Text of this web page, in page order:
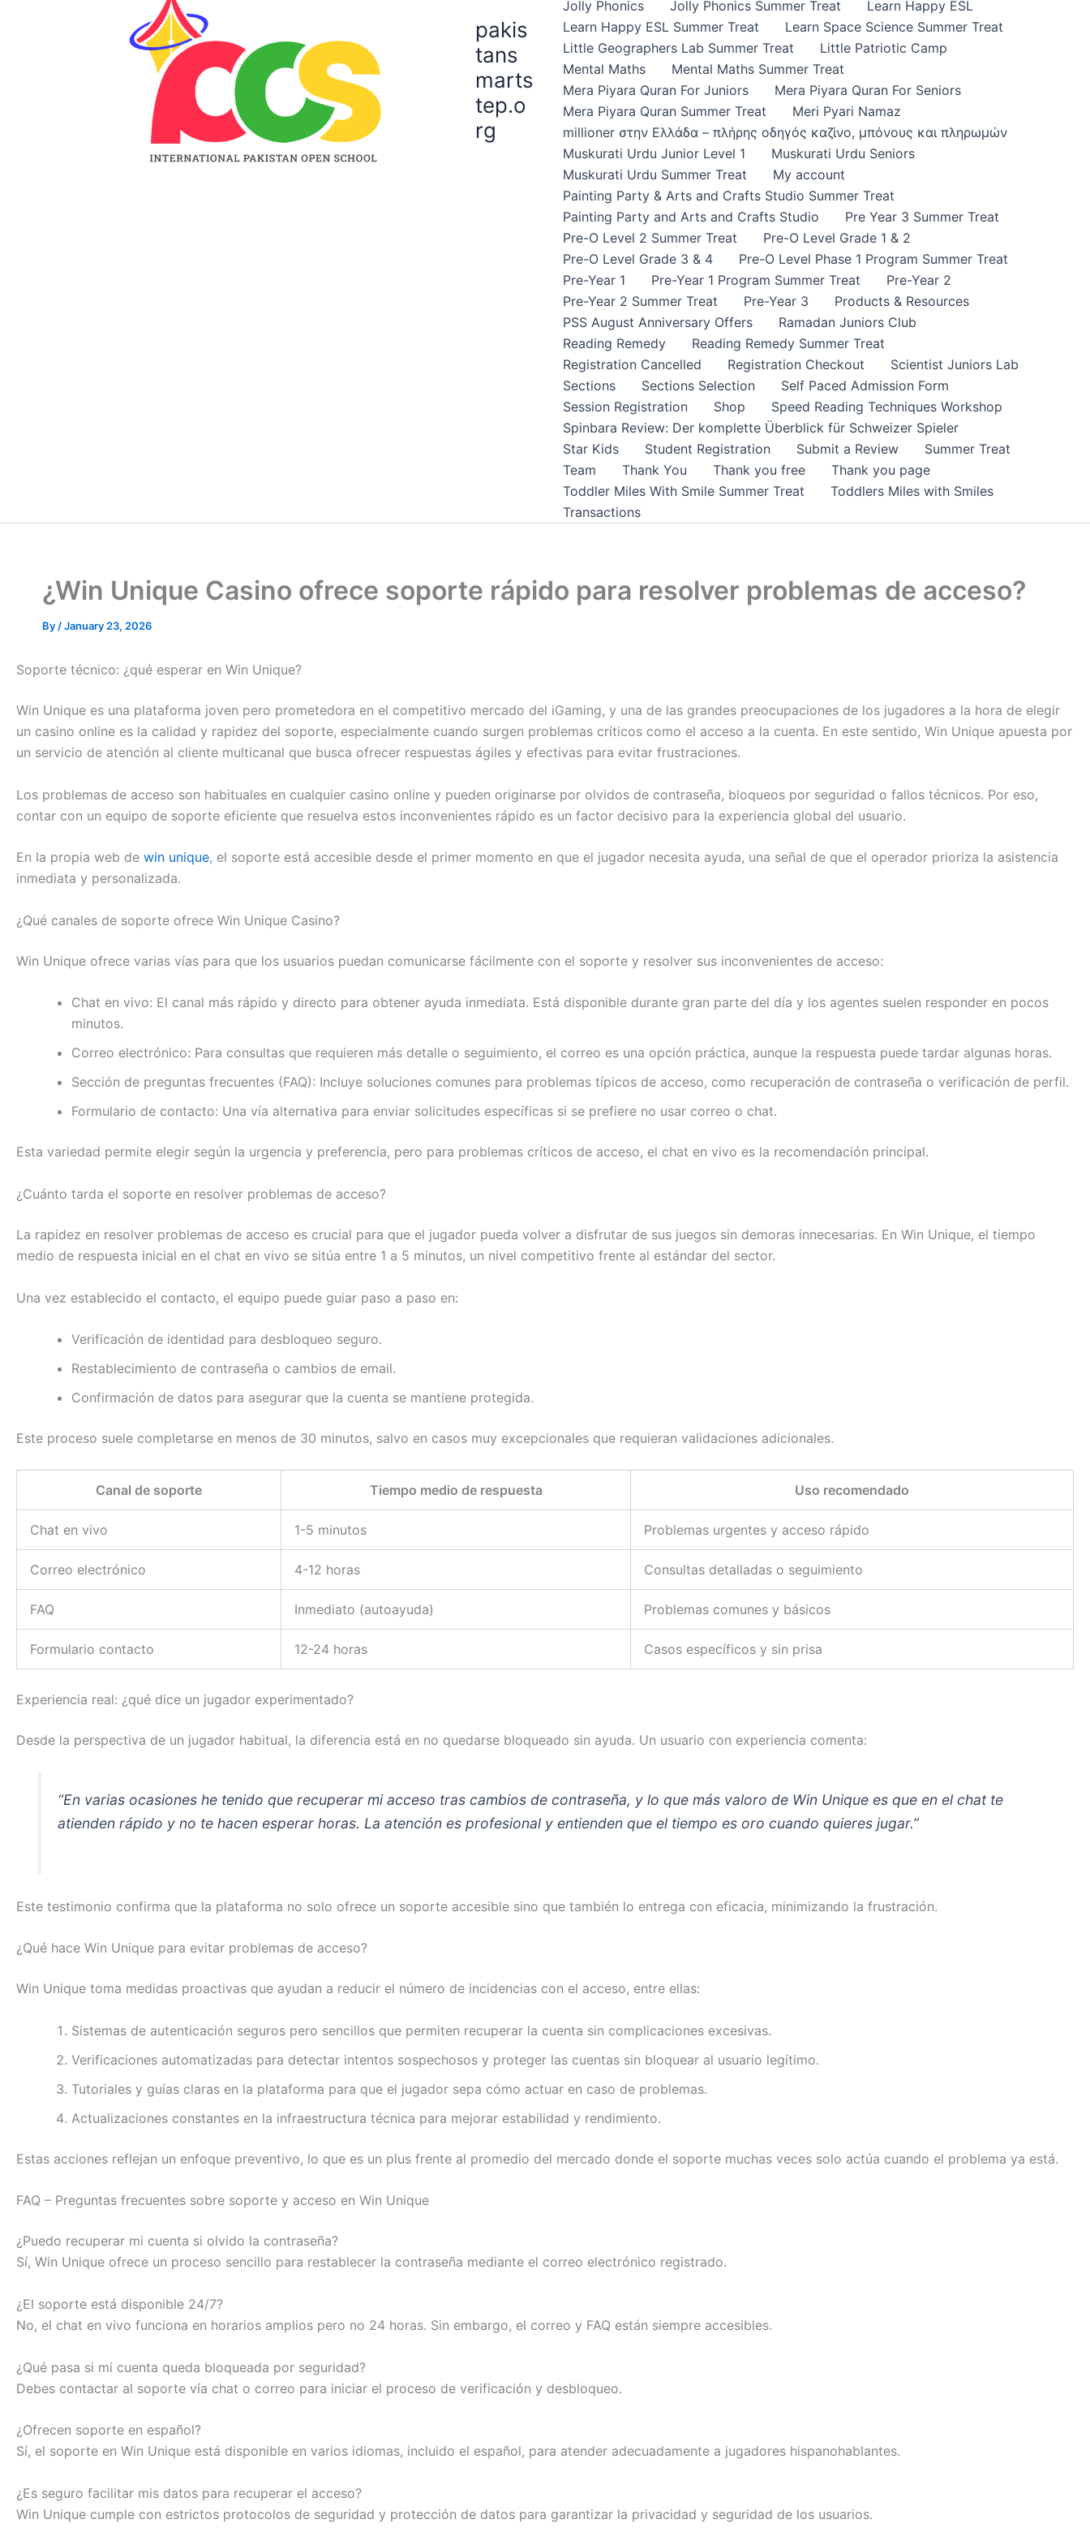
pakis
tans
marts
tep.o
rg
Jolly Phonics
Jolly Phonics Summer Treat
Learn Happy ESL
Learn Happy ESL Summer Treat
Learn Space Science Summer Treat
Little Geographers Lab Summer Treat
Little Patriotic Camp
Mental Maths
Mental Maths Summer Treat
Mera Piyara Quran For Juniors
Mera Piyara Quran For Seniors
Mera Piyara Quran Summer Treat
Meri Pyari Namaz
millioner στην Ελλάδα – πλήρης οδηγός καζίνο, μπόνους και πληρωμών
Muskurati Urdu Junior Level 1
Muskurati Urdu Seniors
Muskurati Urdu Summer Treat
My account
Painting Party & Arts and Crafts Studio Summer Treat
Painting Party and Arts and Crafts Studio
Pre Year 3 Summer Treat
Pre-O Level 2 Summer Treat
Pre-O Level Grade 1 & 2
Pre-O Level Grade 3 & 4
Pre-O Level Phase 1 Program Summer Treat
Pre-Year 1
Pre-Year 1 Program Summer Treat
Pre-Year 2
Pre-Year 2 Summer Treat
Pre-Year 3
Products & Resources
PSS August Anniversary Offers
Ramadan Juniors Club
Reading Remedy
Reading Remedy Summer Treat
Registration Cancelled
Registration Checkout
Scientist Juniors Lab
Sections
Sections Selection
Self Paced Admission Form
Session Registration
Shop
Speed Reading Techniques Workshop
Spinbara Review: Der komplette Überblick für Schweizer Spieler
Star Kids
Student Registration Submit a Review
Summer Treat
Team
Thank You Thank you free
Thank you page
Toddler Miles With Smile Summer Treat
Toddlers Miles with Smiles
Transactions
¿Win Unique Casino ofrece soporte rápido para resolver problemas de acceso?
By /January 23, 2026
Soporte técnico: ¿qué esperar en Win Unique?
Win Unique es una plataforma joven pero prometedora en el competitivo mercado del iGaming, y una de las grandes preocupaciones de los jugadores a la hora de elegir
un casino online es la calidad y rapidez del soporte, especialmente cuando surgen problemas críticos como el acceso a la cuenta. En este sentido, Win Unique apuesta por
un servicio de atención al cliente multicanal que busca ofrecer respuestas ágiles y efectivas para evitar frustraciones.
Los problemas de acceso son habituales en cualquier casino online y pueden originarse por olvidos de contraseña, bloqueos por seguridad o fallos técnicos. Por eso,
contar con un equipo de soporte eficiente que resuelva estos inconvenientes rápido es un factor decisivo para la experiencia global del usuario.
En la propia web de win unique, el soporte está accesible desde el primer momento en que el jugador necesita ayuda, una señal de que el operador prioriza la asistencia
inmediata y personalizada.
¿Qué canales de soporte ofrece Win Unique Casino?
Win Unique ofrece varias vías para que los usuarios puedan comunicarse fácilmente con el soporte y resolver sus inconvenientes de acceso:
Chat en vivo: El canal más rápido y directo para obtener ayuda inmediata. Está disponible durante gran parte del día y los agentes suelen responder en pocos
minutos.
Correo electrónico: Para consultas que requieren más detalle o seguimiento, el correo es una opción práctica, aunque la respuesta puede tardar algunas horas.
Sección de preguntas frecuentes (FAQ): Incluye soluciones comunes para problemas típicos de acceso, como recuperación de contraseña o verificación de perfil.
Formulario de contacto: Una vía alternativa para enviar solicitudes específicas si se prefiere no usar correo o chat.
Esta variedad permite elegir según la urgencia y preferencia, pero para problemas críticos de acceso, el chat en vivo es la recomendación principal.
¿Cuánto tarda el soporte en resolver problemas de acceso?
La rapidez en resolver problemas de acceso es crucial para que el jugador pueda volver a disfrutar de sus juegos sin demoras innecesarias. En Win Unique, el tiempo
medio de respuesta inicial en el chat en vivo se sitúa entre 1 a 5 minutos, un nivel competitivo frente al estándar del sector.
Una vez establecido el contacto, el equipo puede guiar paso a paso en:
Verificación de identidad para desbloqueo seguro.
Restablecimiento de contraseña o cambios de email.
Confirmación de datos para asegurar que la cuenta se mantiene protegida.
Este proceso suele completarse en menos de 30 minutos, salvo en casos muy excepcionales que requieran validaciones adicionales.
Canal de soporte Tiempo medio de respuesta Uso recomendado
Chat en vivo 1-5 minutos Problemas urgentes y acceso rápido
Correo electrónico 4-12 horas Consultas detalladas o seguimiento
FAQ Inmediato (autoayuda) Problemas comunes y básicos
Formulario contacto 12-24 horas Casos específicos y sin prisa
Experiencia real: ¿qué dice un jugador experimentado?
Desde la perspectiva de un jugador habitual, la diferencia está en no quedarse bloqueado sin ayuda. Un usuario con experiencia comenta:
“En varias ocasiones he tenido que recuperar mi acceso tras cambios de contraseña, y lo que más valoro de Win Unique es que en el chat te
atienden rápido y no te hacen esperar horas. La atención es profesional y entienden que el tiempo es oro cuando quieres jugar.”
Este testimonio confirma que la plataforma no solo ofrece un soporte accesible sino que también lo entrega con eficacia, minimizando la frustración.
¿Qué hace Win Unique para evitar problemas de acceso?
Win Unique toma medidas proactivas que ayudan a reducir el número de incidencias con el acceso, entre ellas:
Sistemas de autenticación seguros pero sencillos que permiten recuperar la cuenta sin complicaciones excesivas.
Verificaciones automatizadas para detectar intentos sospechosos y proteger las cuentas sin bloquear al usuario legítimo.
Tutoriales y guías claras en la plataforma para que el jugador sepa cómo actuar en caso de problemas.
Actualizaciones constantes en la infraestructura técnica para mejorar estabilidad y rendimiento.
Estas acciones reflejan un enfoque preventivo, lo que es un plus frente al promedio del mercado donde el soporte muchas veces solo actúa cuando el problema ya está.
FAQ – Preguntas frecuentes sobre soporte y acceso en Win Unique
¿Puedo recuperar mi cuenta si olvido la contraseña?
Sí, Win Unique ofrece un proceso sencillo para restablecer la contraseña mediante el correo electrónico registrado.
¿El soporte está disponible 24/7?
No, el chat en vivo funciona en horarios amplios pero no 24 horas. Sin embargo, el correo y FAQ están siempre accesibles.
¿Qué pasa si mi cuenta queda bloqueada por seguridad?
Debes contactar al soporte vía chat o correo para iniciar el proceso de verificación y desbloqueo.
¿Ofrecen soporte en español?
Sí, el soporte en Win Unique está disponible en varios idiomas, incluido el español, para atender adecuadamente a jugadores hispanohablantes.
¿Es seguro facilitar mis datos para recuperar el acceso?
Win Unique cumple con estrictos protocolos de seguridad y protección de datos para garantizar la privacidad y seguridad de los usuarios.